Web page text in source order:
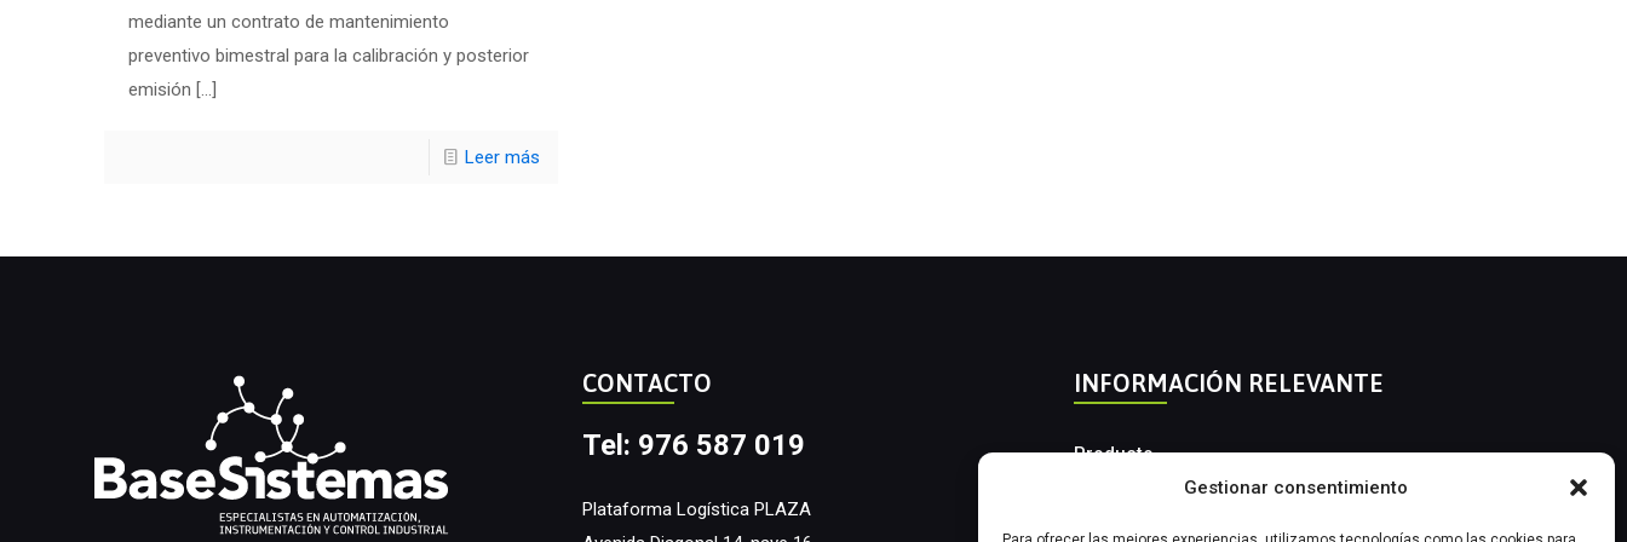
Gestionar consentimiento
mediante un contrato de mantenimiento
preventivo bimestral para la calibración y posterior
emisión […]
Leer más
CONTACTO
Tel: 976 587 019
Plataforma Logística PLAZA
INFORMACIÓN RELEVANTE
Producto